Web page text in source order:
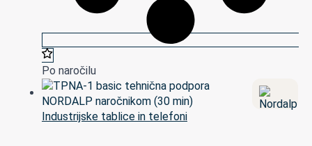
Po naročilu
Industrijske tablice in telefoni